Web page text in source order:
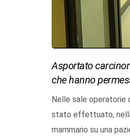
Asportato
che hanno
Nelle sale operatorie
stato effettuato,
mammario su una